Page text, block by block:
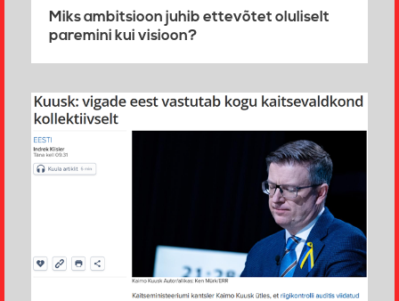
Miks ambitsioon juhib ettevõtet oluliselt
paremini kui visioon?